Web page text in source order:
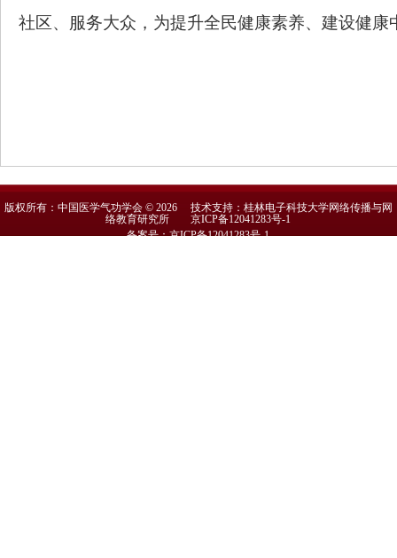
社区、服务大众，为提升全民健康素养、建设健康
版权所有：中国医学气功学会 © 2026 技术支持：桂林电子科技大学网络传播与网
络教育研究所京ICP备12041283号-1
备案号：京ICP备12041283号-1